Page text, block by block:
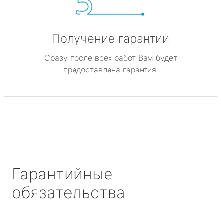
Получение гарантии
Сразу после всех работ Вам будет
предоставлена гарантия.
Гарантийные
обязательства